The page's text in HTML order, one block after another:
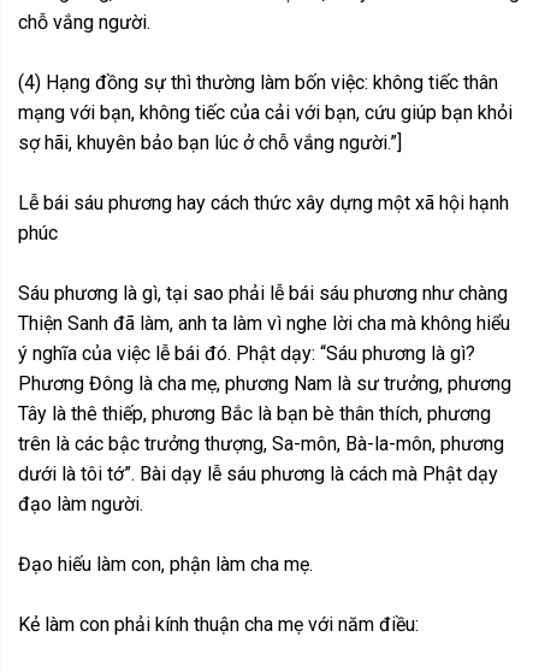
chỗ vắng người.
(4) Hạng đồng sự thì thường làm bốn việc: không tiếc thân
mạng với bạn, không tiếc của cải với bạn, cứu giúp bạn khỏi
sợ hãi, khuyên bảo bạn lúc ở chỗ vắng người.”]
Lễ bái sáu phương hay cách thức xây dựng một xã hội hạnh
phúc
Sáu phương là gì, tại sao phải lễ bái sáu phương như chàng
Thiện Sanh đã làm, anh ta làm vì nghe lời cha mà không hiểu
ý nghĩa của việc lễ bái đó. Phật dạy: “Sáu phương là gì?
Phương Đông là cha mẹ, phương Nam là sư trưởng, phương
Tây là thê thiếp, phương Bắc là bạn bè thân thích, phương
trên là các bậc trưởng thượng, Sa-môn, Bà-la-môn, phương
dưới là tôi tớ”. Bài dạy lễ sáu phương là cách mà Phật dạy
đạo làm người.
Đạo hiếu làm con, phận làm cha mẹ.
Kẻ làm con phải kính thuận cha mẹ với năm điều: